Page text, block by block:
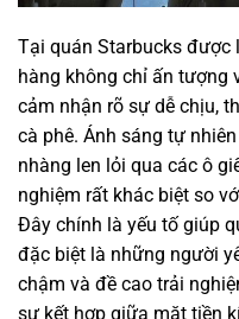
Tại quán Starbucks được
hàng không chỉ ấn tượng
cảm nhận rõ sự dễ chịu,
cà phê. Ánh sáng tự
nhàng len lỏi qua các ô
nghiệm rất khác biệt so
Đây chính là yếu tố giúp
đặc biệt là những người
chậm và đề cao trải
sự kết hợp giữa mặt tiền